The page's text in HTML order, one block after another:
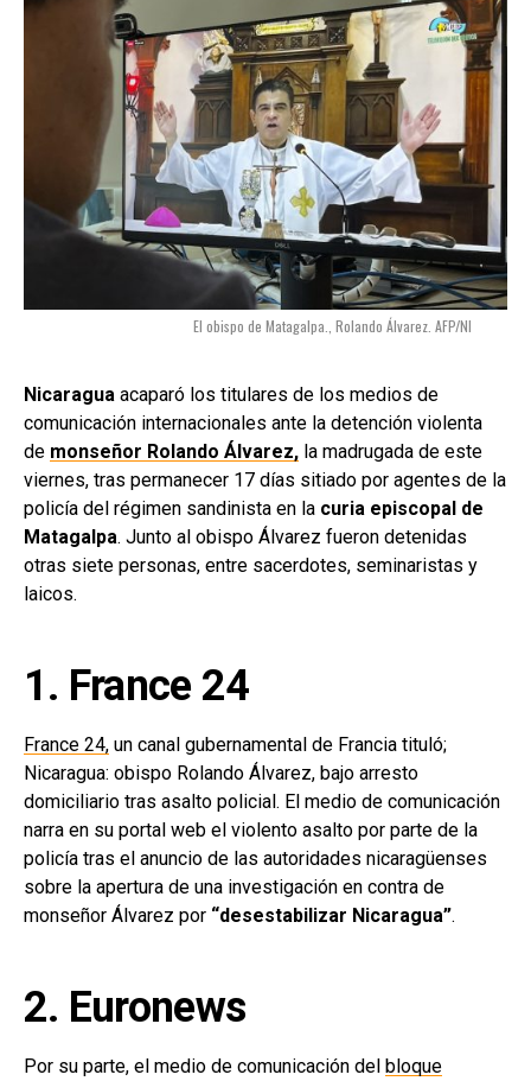
El obispo de Matagalpa., Rolando Álvarez. AFP/NI
Nicaragua acaparó los titulares de los medios de
comunicación internacionales ante la detención violenta
de monseñor Rolando Álvarez, la madrugada de este
viernes, tras permanecer 17 días sitiado por agentes de la
policía del régimen sandinista en la curia episcopal de
Matagalpa. Junto al obispo Álvarez fueron detenidas
otras siete personas, entre sacerdotes, seminaristas y
laicos.
1. France 24
France 24, un canal gubernamental de Francia tituló;
Nicaragua: obispo Rolando Álvarez, bajo arresto
domiciliario tras asalto policial. El medio de comunicación
narra en su portal web el violento asalto por parte de la
policía tras el anuncio de las autoridades nicaragüenses
sobre la apertura de una investigación en contra de
monseñor Álvarez por “desestabilizar Nicaragua”.
2. Euronews
Por su parte, el medio de comunicación del bloque